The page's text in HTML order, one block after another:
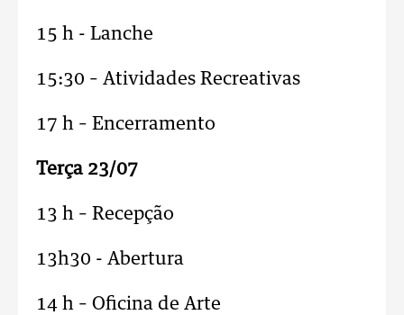
15 h - Lanche
15:30 – Atividades Recreativas
17 h – Encerramento
Terça 23/07
13 h – Recepção
13h30 - Abertura
14 h – Oficina de Arte